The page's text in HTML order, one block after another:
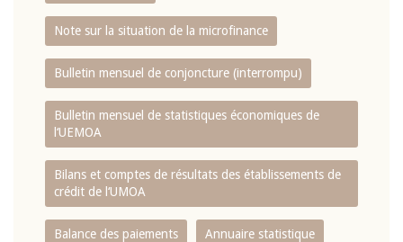
Note sur la situation de la microfinance
Bulletin mensuel de conjoncture (interrompu)
Bulletin mensuel de statistiques économiques de
l‘UEMOA
Bilans et comptes de résultats des établissements de
crédit de l‘UMOA
Balance des paiements Annuaire statistique